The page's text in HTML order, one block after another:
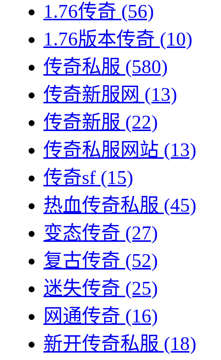
1.76传奇 (56)
1.76版本传奇 (10)
传奇私服 (580)
传奇新服网 (13)
传奇新服 (22)
传奇私服网站 (13)
传奇sf (15)
热血传奇私服 (45)
变态传奇 (27)
复古传奇 (52)
迷失传奇 (25)
网通传奇 (16)
新开传奇私服 (18)